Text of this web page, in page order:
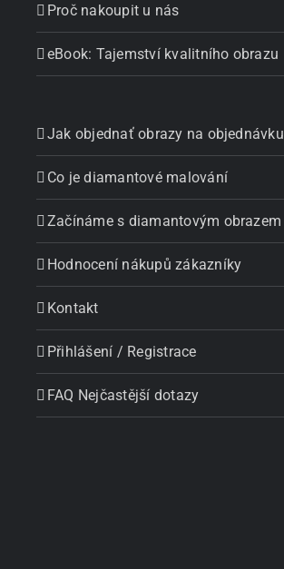
Proč nakoupit u nás
eBook: Tajemství kvalitního obrazu
Jak objednať obrazy na objednávku
Co je diamantové malování
Začínáme s diamantovým obrazem
Hodnocení nákupů zákazníky
Kontakt
Přihlášení / Registrace
FAQ Nejčastější dotazy